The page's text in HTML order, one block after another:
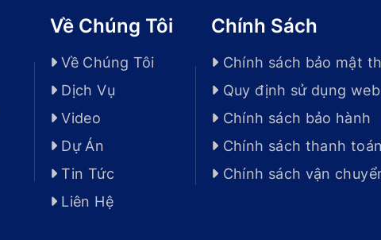
Về Chúng Tôi
Về Chúng Tôi
Dịch Vụ
Video
Dự Án
Tin Tức
Liên Hệ
Chính Sách
Chính sách bảo mật
Quy định sử dụng
Chính sách bảo hành
Chính sách thanh toán
Chính sách vận